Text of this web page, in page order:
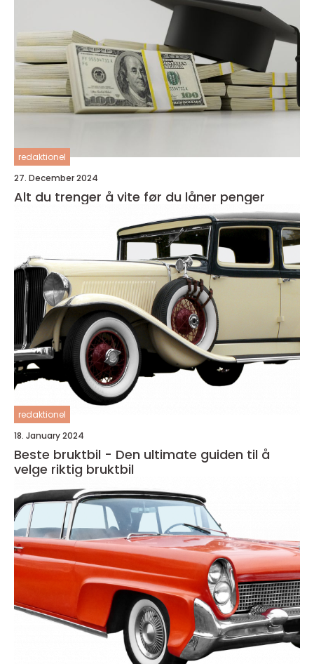
redaktionel
27. December 2024
Alt du trenger å vite før du låner penger
redaktionel
18. January 2024
Beste bruktbil - Den ultimate guiden til å
velge riktig bruktbil